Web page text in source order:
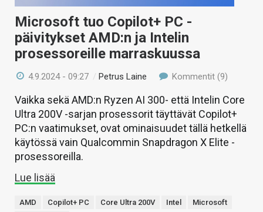
Microsoft tuo Copilot+ PC -
päivitykset AMD:n ja Intelin
prosessoreille marraskuussa
4.9.2024 - 09:27 /Petrus Laine Kommentit (9)
Vaikka sekä AMD:n Ryzen AI 300- että Intelin Core
Ultra 200V -sarjan prosessorit täyttävät Copilot+
PC:n vaatimukset, ovat ominaisuudet tällä hetkellä
käytössä vain Qualcommin Snapdragon X Elite -
prosessoreilla.
Lue lisää
AMD Copilot+ PC Core Ultra 200V Intel
Microsoft